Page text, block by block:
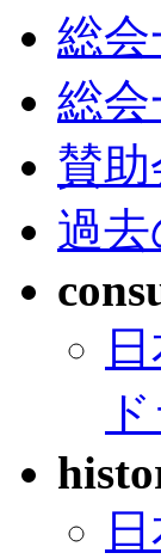
総会
総会
賛助
過